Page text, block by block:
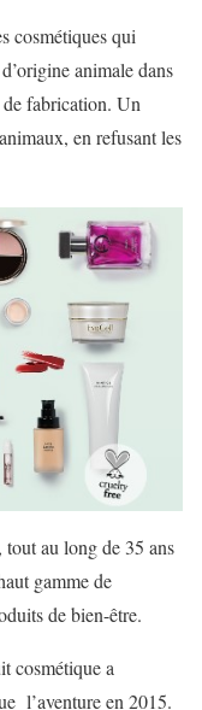
cosmétiques qui
animale dans
fabrication. Un
en refusant les
au long de 35 ans
gamme de
de bien-être.
cosmétique a
l’aventure en 2015.